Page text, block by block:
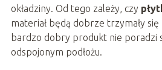
okładziny. Od tego zależy, czy
materiał będą dobrze trzymały się
bardzo dobry produkt nie poradzi
odspojonym podłożu.